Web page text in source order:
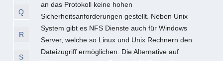
Q
R
S
an das Protokoll keine hohen
Sicherheitsanforderungen gestellt. Neben Unix
System gibt es NFS Dienste auch für Windows
Server, welche so Linux und Unix Rechnern den
Dateizugriff ermöglichen. Die Alternative auf